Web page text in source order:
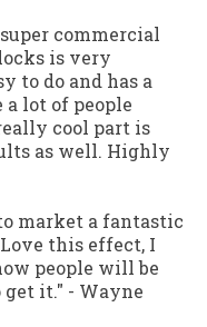
commercial
is very
to do and has a
lot of people
cool part is
as well. Highly
market a fantastic
this effect, I
people will be
get it." - Wayne